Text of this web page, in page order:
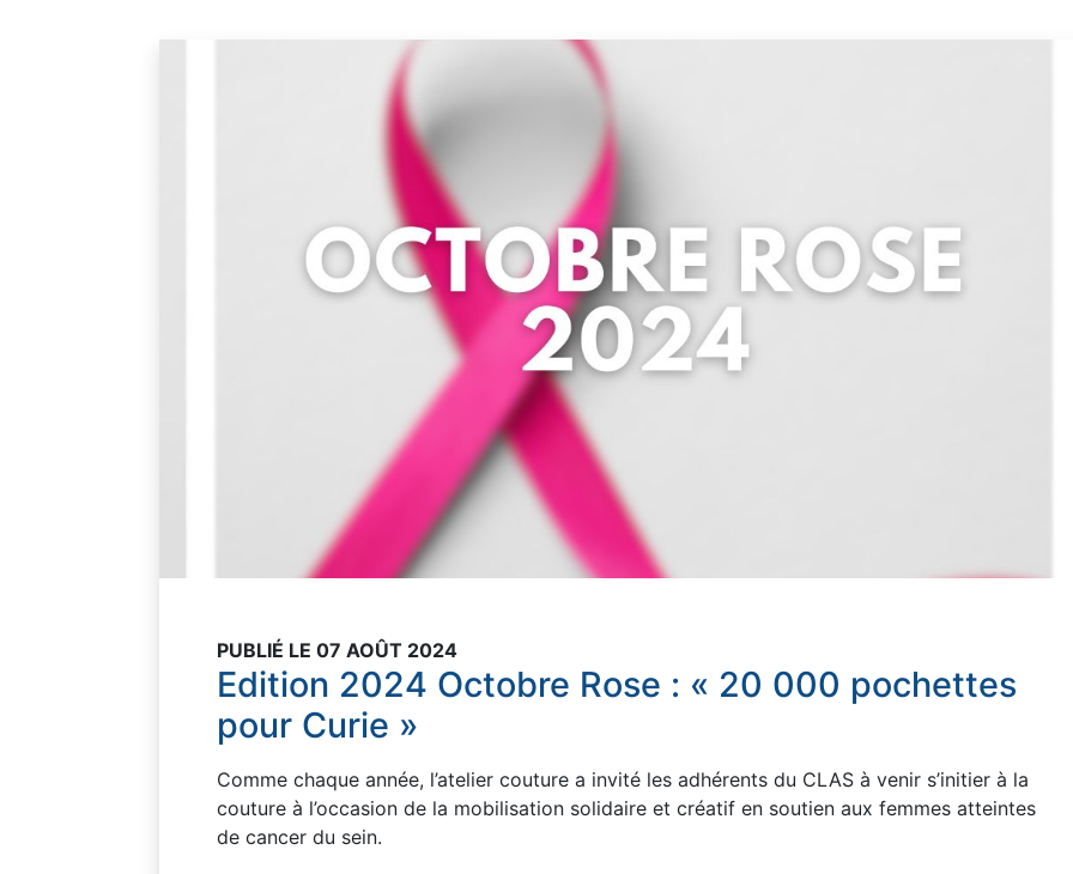
PUBLIÉ LE 07 AOÛT 2024
Edition 2024 Octobre Rose : « 20 000 pochettes
pour Curie »
Comme chaque année, l’atelier couture a invité les adhérents du CLAS à venir s’initier à la
couture à l’occasion de la mobilisation solidaire et créatif en soutien aux femmes atteintes
de cancer du sein.